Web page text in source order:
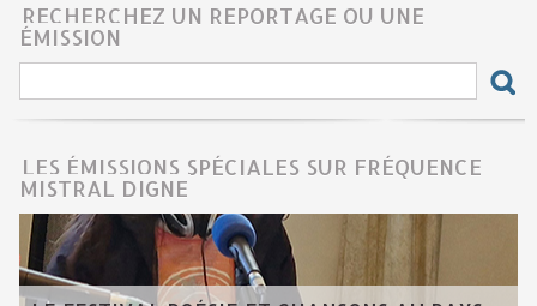
RECHERCHEZ UN REPORTAGE OU UNE
ÉMISSION
LES ÉMISSIONS SPÉCIALES SUR FRÉQUENCE
MISTRAL DIGNE